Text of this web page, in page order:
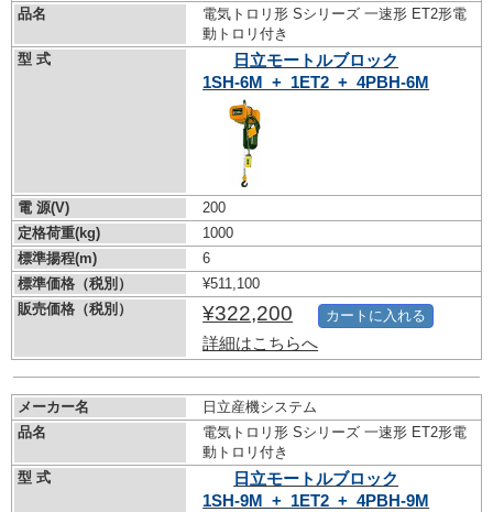
品名
電気トロリ形 Sシリーズ 一速形 ET2形電
動トロリ付き
型 式
日立モートルブロック
1SH-6M_+_1ET2_+_4PBH-6M
電 源(V)
200
定格荷重(kg)
1000
標準揚程(m)
6
標準価格（税別）
¥511,100
販売価格（税別）
¥322,200
詳細はこちらへ
カートに入れる
メーカー名
日立産機システム
品名
電気トロリ形 Sシリーズ 一速形 ET2形電
動トロリ付き
型 式
日立モートルブロック
1SH-9M_+_1ET2_+_4PBH-9M